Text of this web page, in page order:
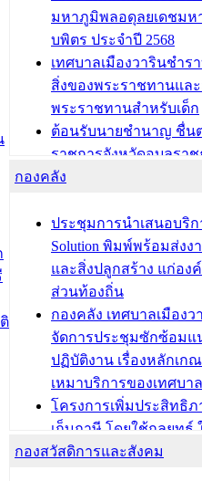
มหาภูมิพลอดุลยเดชมห
บพิตร ประจำปี 2568
เทศบาลเมืองวารินชำร
สิ่งของพระราชทานแล
พระราชทานสำหรับเด็ก
ต้อนรับนายชำนาญ ชื่น
ราชการจังหวัดอุบลรา
ความเรียบร้อยของสถา
องคมนตรี
สำนักทะเบียนท้องถิ่นเท
วารินชำราบ ดำเนินการ
บ้าน ทร.14 และบัตรประ
ประชาชนบุคคลประเภ
ได้รับการเพิ่มชื่อในทะเ
(ท.ร.14) กรณีคนไม่มีสัญ
อนุญาตให้มีถิ่นที่อยู่
ประชุมคณะกรรมการป
ควบคุมภายในของ สำนั
โรงเรียน/ศูนย์พัฒนาเด็ก
กองคลัง
ประชุมการนำเสนอบริก
Solution พิมพ์พร้อมส่ง
และสิ่งปลูกสร้าง แก่อง
ส่วนท้องถิ่น
กองคลัง เทศบาลเมืองว
จัดการประชุมซักซ้อมแ
ปฏิบัติงาน เรื่องหลักเก
เหมาบริการของเทศบาล
โครงการเพิ่มประสิทธิ
เก็บภาษี โดยใช้กลยุทธ์
พัฒนาการจัดเก็บรายได้
กองสวัสดิการและสังคม